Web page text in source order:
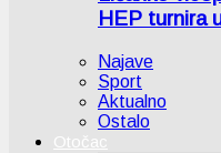
HEP turnira
Najave
Sport
Aktualno
Ostalo
Otočac